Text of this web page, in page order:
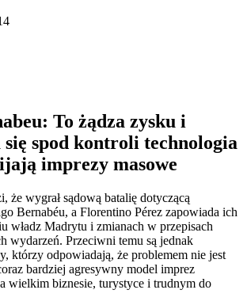
To żądza zysku i
spod kontroli technologia
imprezy masowe
że wygrał sądową batalię dotyczącą
Bernabéu, a Florentino Pérez zapowiada ich
władz Madrytu i zmianach w przepisach
wydarzeń. Przeciwni temu są jednak
którzy odpowiadają, że problemem nie jest
bardziej agresywny model imprez
wielkim biznesie, turystyce i trudnym do